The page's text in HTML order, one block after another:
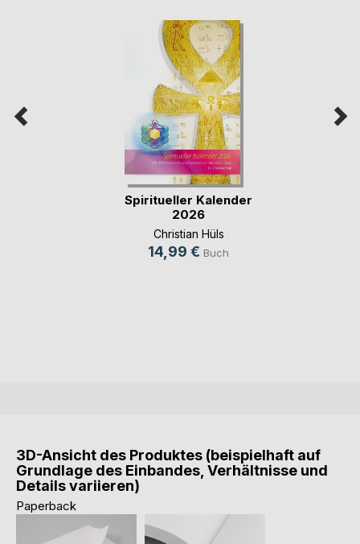
Spiritueller Kalender
2026
Christian Hüls
14,99 € Buch
3D-Ansicht des Produktes (beispielhaft auf
Grundlage des Einbandes, Verhältnisse und
Details variieren)
Paperback